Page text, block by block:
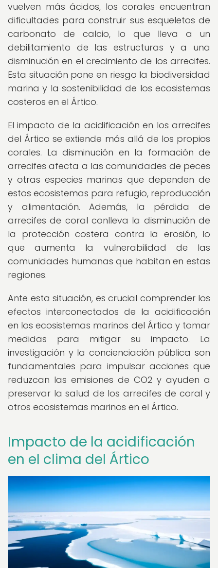
vuelven más ácidos, los corales encuentran
dificultades para construir sus esqueletos de
carbonato de calcio, lo que lleva a un
debilitamiento de las estructuras y a una
disminución en el crecimiento de los arrecifes.
Esta situación pone en riesgo la biodiversidad
marina y la sostenibilidad de los ecosistemas
costeros en el Ártico.
El impacto de la acidificación en los arrecifes
del Ártico se extiende más allá de los propios
corales. La disminución en la formación de
arrecifes afecta a las comunidades de peces
y otras especies marinas que dependen de
estos ecosistemas para refugio, reproducción
y alimentación. Además, la pérdida de
arrecifes de coral conlleva la disminución de
la protección costera contra la erosión, lo
que aumenta la vulnerabilidad de las
comunidades humanas que habitan en estas
regiones.
Ante esta situación, es crucial comprender los
efectos interconectados de la acidificación
en los ecosistemas marinos del Ártico y tomar
medidas para mitigar su impacto. La
investigación y la concienciación pública son
fundamentales para impulsar acciones que
reduzcan las emisiones de CO2 y ayuden a
preservar la salud de los arrecifes de coral y
otros ecosistemas marinos en el Ártico.
Impacto de la acidificación
en el clima del Ártico